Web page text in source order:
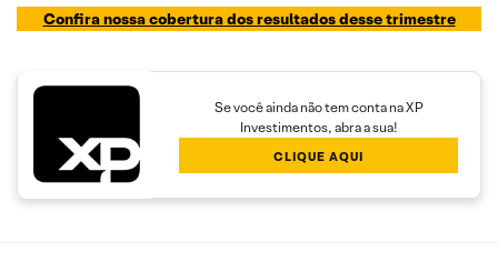
Confira nossa cobertura dos resultados desse trimestre
Se você ainda não tem conta na XP
Investimentos, abra a sua!
CLIQUE AQUI